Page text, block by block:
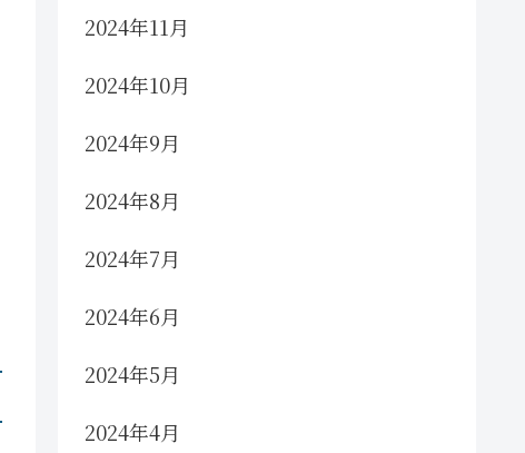
2024年11月
2024年10月
2024年9月
2024年8月
2024年7月
2024年6月
2024年5月
2024年4月